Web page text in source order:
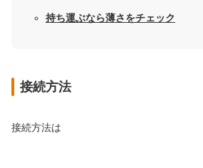
持ち運ぶなら薄さをチェック
接続方法
接続方法は